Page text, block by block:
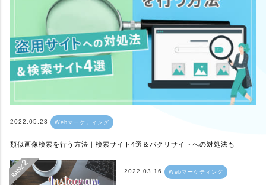
2022.05.23 Webマーケティング
類似画像検索を行う方法｜検索サイト4選＆パクリサイトへの対処法も
2022.03.16 Webマーケティング